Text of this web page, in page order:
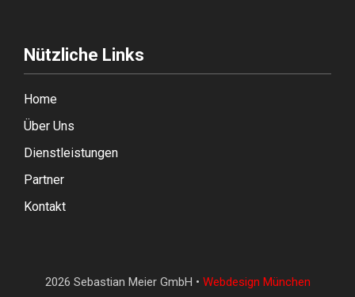
Nützliche Links
Home
Über Uns
Dienstleistungen
Partner
Kontakt
2026 Sebastian Meier GmbH • Webdesign München